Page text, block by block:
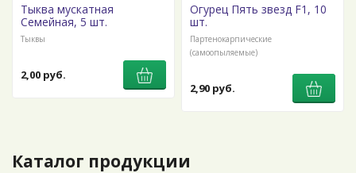
Тыква мускатная
Семейная, 5 шт.
Тыквы
2,00 руб.
Огурец Пять звезд F1, 10
шт.
Партенокарпические
(самоопыляемые)
2,90 руб.
Каталог продукции